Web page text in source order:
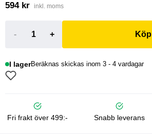
594 kr inkl. moms
- + Köp
I lagerBeräknas skickas inom 3 - 4 vardagar
Fri frakt över 499:- Snabb leverans